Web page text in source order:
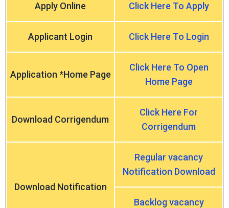
Apply Online Click Here To Apply
Applicant Login Click Here To Login
Application *Home Page
Click Here To Open
Home Page
Download Corrigendum
Click Here For
Corrigendum
Download Notification
Regular vacancy
Notification Download
Backlog vacancy